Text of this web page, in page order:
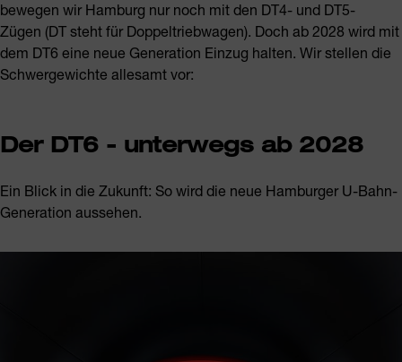
bewegen wir Hamburg nur noch mit den DT4- und DT5-
Zügen (DT steht für Doppeltriebwagen). Doch ab 2028 wird mit
dem DT6 eine neue Generation Einzug halten. Wir stellen die
Schwergewichte allesamt vor:
Der DT6 - unterwegs ab 2028
Ein Blick in die Zukunft: So wird die neue Hamburger U-Bahn-
Generation aussehen.